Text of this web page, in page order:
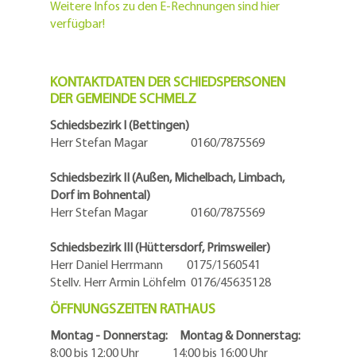
Weitere Infos zu den E-Rechnungen sind hier
verfügbar!
KONTAKTDATEN DER SCHIEDSPERSONEN
DER GEMEINDE SCHMELZ
Schiedsbezirk I (Bettingen)
Herr Stefan Magar 0160/7875569
Schiedsbezirk II (Außen, Michelbach, Limbach,
Dorf im Bohnental)
Herr Stefan Magar 0160/7875569
Schiedsbezirk III (Hüttersdorf, Primsweiler)
Herr Daniel Herrmann 0175/1560541
Stellv. Herr Armin Löhfelm 0176/45635128
ÖFFNUNGSZEITEN RATHAUS
Montag - Donnerstag: Montag & Donnerstag:
8:00 bis 12:00 Uhr 14:00 bis 16:00 Uhr